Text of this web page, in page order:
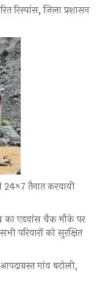
रिस्पांस, जिला प्रशासन
24×7 तैनात करवायी
का एडवांस चैक मौके पर
परिवारों को सुरक्षित
गांव बटोली,